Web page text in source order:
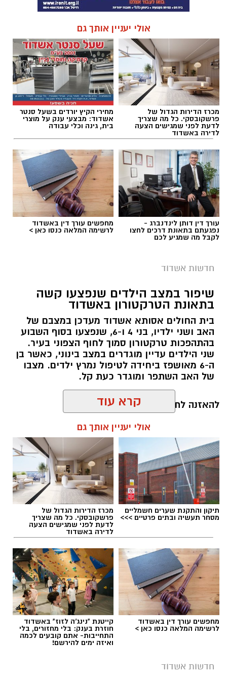
אולי יעניין אותך גם
מכרז הדירות הגדול של
פרשקובסקי. כל מה שצריך
לדעת לפני שמגישים הצעה
לדירה באשדוד
מחירי הקיץ יורדים בשעל סנטר
אשדוד: מבצעי ענק על מוצרי
בית, גינה וכלי עבודה
עורך דין דותן לינדנברג -
נפגעתם בתאונת דרכים לחצו
לקבל מה שמגיע לכם
מחפשים עורך דין באשדוד
לרשימה המלאה כנסו כאן >
חדשות אשדוד
שיפור במצב הילדים שנפצעו קשה
בתאונת הטרקטורון באשדוד
בית החולים אסותא אשדוד מעדכן במצבם של
האב ושני ילדיו, בני 4 ו-6, שנפצעו בסוף השבוע
בהתהפכות טרקטורון סמוך לחוף הצפוני בעיר.
שני הילדים עדיין מוגדרים במצב בינוני, כאשר בן
ה-6 מאושפז ביחידה לטיפול נמרץ ילדים. מצבו
של האב השתפר ומוגדר כעת קל.
להאזנה לתוכן:
עופר אשטוקר / 12:25 09.08.26
תגים:תאונה קשה באשדוד
קרא עוד
אולי יעניין אותך גם
תיקון והתקנת שערים חשמליים
מסחר תעשיה ובתים פרטיים >>>
מכרז הדירות הגדול של
פרשקובסקי. כל מה שצריך
לדעת לפני שמגישים הצעה
לדירה באשדוד
מחפשים עורך דין באשדוד
לרשימה המלאה כנסו כאן >
קייטנת "נינג'ה לזוז" באשדוד
חוזרת בענק: בלי מחזורים, בלי
התחייבות- אתם קובעים לכמה
ואיזה ימים להירשם!
חדשות אשדוד